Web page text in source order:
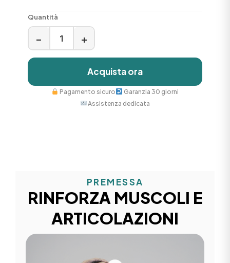
Quantità
− +
Acquista ora
Pagamento sicuro
Garanzia 30 giorni
Assistenza dedicata
PREMESSA
RINFORZA MUSCOLI E
ARTICOLAZIONI